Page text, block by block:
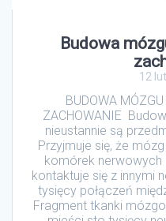
Budowa
12
BUDOWA
ZACHOWANIE
nieustannie są
Przyjmuje się, że
komórek nerwowych
kontaktuje się z innymi
tysięcy połączeń
Fragment tkanki